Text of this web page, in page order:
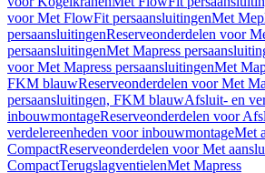
voor Met FlowFit persaansluitingenMet
persaansluitingenReserveonderdelen voor
persaansluitingenMet Mapress
voor Met Mapress persaansluitingenMet
FKM blauwReserveonderdelen voor Met
persaansluitingen, FKM blauwAfsluit- en
inbouwmontageReserveonderdelen voor
verdelereenheden voor inbouwmontageMet
CompactReserveonderdelen voor Met
CompactTerugslagventielenMet Mapress